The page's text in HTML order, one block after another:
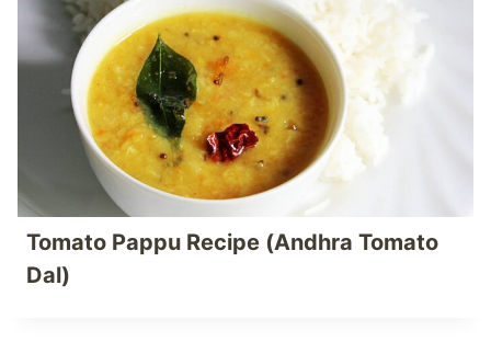
Tomato Pappu Recipe (Andhra Tomato
Dal)